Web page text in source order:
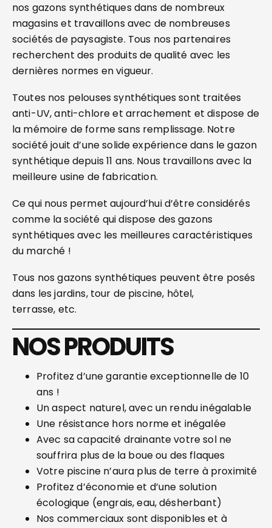
nos gazons synthétiques dans de nombreux
magasins et travaillons avec de nombreuses
sociétés de paysagiste. Tous nos partenaires
recherchent des produits de qualité avec les
dernières normes en vigueur.
Toutes nos pelouses synthétiques sont traitées
anti-UV, anti-chlore et arrachement et dispose de
la mémoire de forme sans remplissage. Notre
société jouit d’une solide expérience dans le gazon
synthétique depuis 11 ans. Nous travaillons avec la
meilleure usine de fabrication.
Ce qui nous permet aujourd’hui d’être considérés
comme la société qui dispose des gazons
synthétiques avec les meilleures caractéristiques
du marché !
Tous nos gazons synthétiques peuvent être posés
dans les jardins, tour de piscine, hôtel,
terrasse, etc.
NOS PRODUITS
Profitez d’une garantie exceptionnelle de 10
ans !
Un aspect naturel, avec un rendu inégalable
Une résistance hors norme et inégalée
Avec sa capacité drainante votre sol ne
souffrira plus de la boue ou des flaques
Votre piscine n’aura plus de terre à proximité
Profitez d’économie et d’une solution
écologique (engrais, eau, désherbant)
Nos commerciaux sont disponibles et à